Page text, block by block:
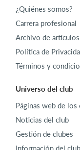
¿Quiénes somos?
Carrera profesional
Archivo de artículos
Política de
Términos y
Universo del club
Páginas web de los
Noticias del club
Gestión de clubes
Información del club